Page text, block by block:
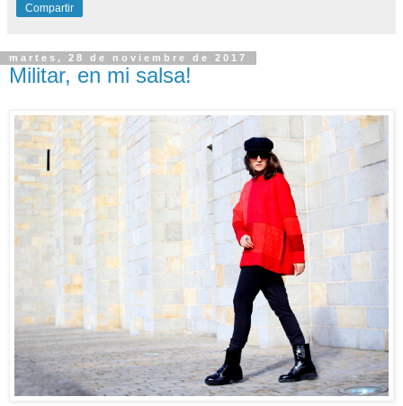
Compartir
martes, 28 de noviembre de 2017
Militar, en mi salsa!